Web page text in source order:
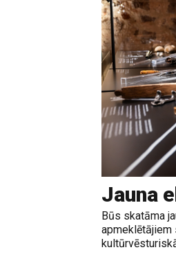
Jauna
Būs skatāma